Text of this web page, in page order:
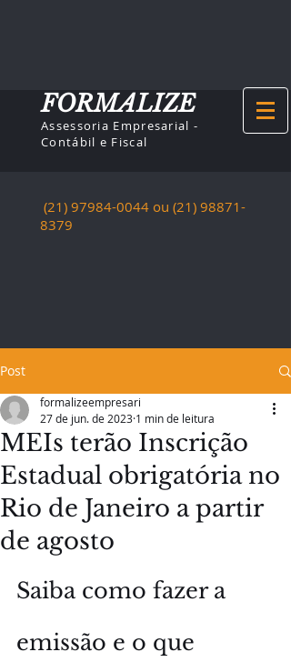
Assessoria Empresarial -
Contábil e Fiscal
FORMALIZE
(21) 97984-0044 ou (21) 98871-
8379
Post
MEIs terão Inscrição
Estadual obrigatória no
Rio de Janeiro a partir
de agosto
formalizeempresari
27 de jun. de 2023 1 min de leitura
Saiba como fazer a
emissão e o que